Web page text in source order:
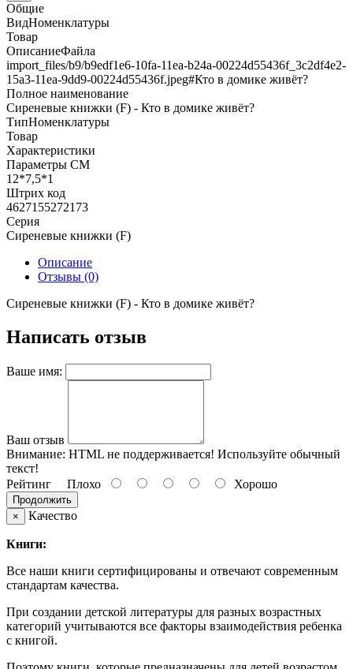
Общие
ВидНоменклатуры
Товар
ОписаниеФайла
import_files/b9/b9edf1e6-10fa-11ea-b24a-00224d55436f_3c2df4e2-
15a3-11ea-9dd9-00224d55436f.jpeg#Кто в домике живёт?
Полное наименование
Сиреневые книжки (F) - Кто в домике живёт?
ТипНоменклатуры
Товар
Характеристики
Параметры СМ
12*7,5*1
Штрих код
4627155272173
Серия
Сиреневые книжки (F)
Описание
Отзывы (0)
Сиреневые книжки (F) - Кто в домике живёт?
Написать отзыв
Ваше имя:
Ваш отзыв
Внимание: HTML не поддерживается! Используйте обычный
текст!
Рейтинг Плохо Хорошо
Продолжить
×
Качество
Книги:
Все наши книги сертифицированы и отвечают современным
стандартам качества.
При создании детской литературы для разных возрастных
категорий учитываются все факторы взаимодействия ребенка
с книгой.